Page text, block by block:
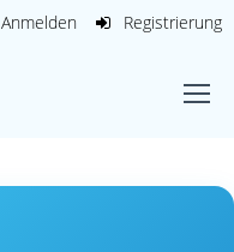
Anmelden Registrierung